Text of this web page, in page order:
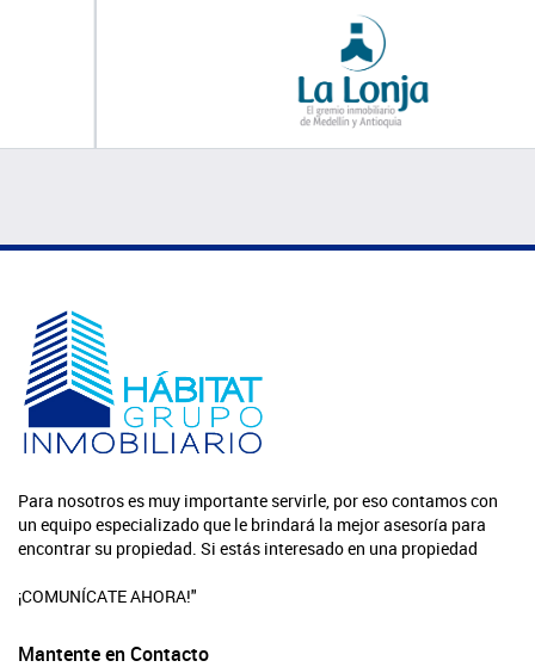
Para nosotros es muy importante servirle, por eso contamos con
un equipo especializado que le brindará la mejor asesoría para
encontrar su propiedad. Si estás interesado en una propiedad
¡COMUNÍCATE AHORA!"
Mantente en Contacto